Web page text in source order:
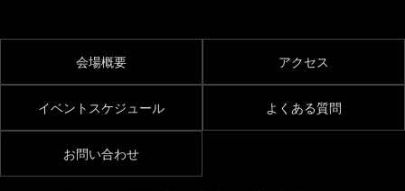
会場概要 アクセス
イベントスケジュール よくある質問
お問い合わせ